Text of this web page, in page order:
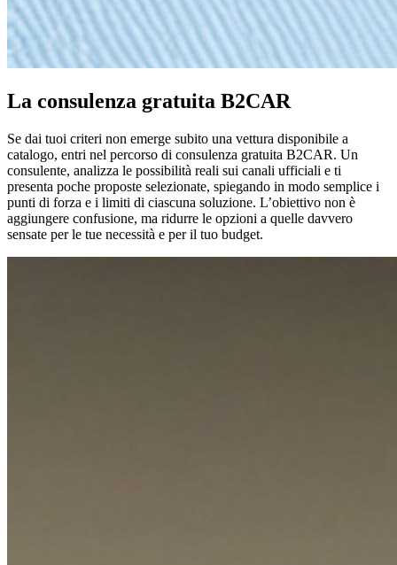
La consulenza gratuita B2CAR
Se dai tuoi criteri non emerge subito una vettura disponibile a
catalogo, entri nel percorso di consulenza gratuita B2CAR. Un
consulente, analizza le possibilità reali sui canali ufficiali e ti
presenta poche proposte selezionate, spiegando in modo semplice i
punti di forza e i limiti di ciascuna soluzione. L’obiettivo non è
aggiungere confusione, ma ridurre le opzioni a quelle davvero
sensate per le tue necessità e per il tuo budget.